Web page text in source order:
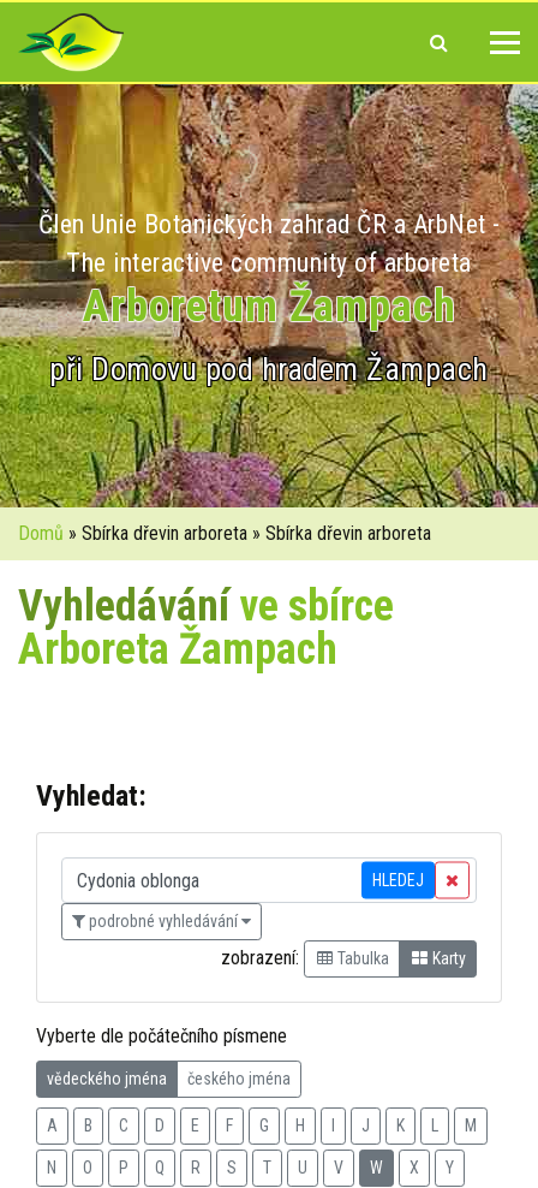
Člen Unie Botanických zahrad ČR a ArbNet -
The interactive community of arboreta
Arboretum Žampach
při Domovu pod hradem Žampach
Domů » Sbírka dřevin arboreta » Sbírka dřevin arboreta
Vyhledáváníve sbírce
Arboreta Žampach
Vyhledat:
HLEDEJ
podrobné vyhledávání
zobrazení: Tabulka Karty
Vyberte dle počátečního písmene
vědeckého jména českého jména
A B C D E F G H J K M
N O P Q R S T U V W X Y